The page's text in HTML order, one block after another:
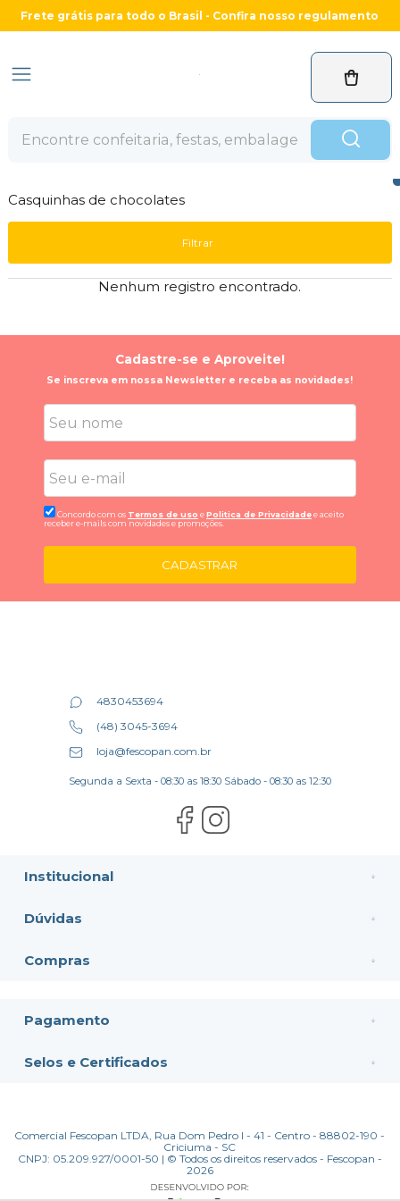
Frete grátis para todo o Brasil - Confira nosso regulamento
Casquinhas de chocolates
Filtrar
Nenhum registro encontrado.
Cadastre-se e Aproveite!
Se inscreva em nossa Newsletter e receba as novidades!
Concordo com os Termos de uso ePolitica de Privacidadee aceito
receber e-mails com novidades e promoções.
CADASTRAR
Institucional
Dúvidas
Compras
4830453694
(48) 3045-3694
loja@fescopan.com.br
Segunda a Sexta - 08:30 as 18:30 Sábado - 08:30 as 12:30
Pagamento
Selos e Certificados
Comercial Fescopan LTDA, Rua Dom Pedro I - 41 - Centro - 88802-190 -
Criciuma - SC
CNPJ: 05.209.927/0001-50 | © Todos os direitos reservados - Fescopan -
2026